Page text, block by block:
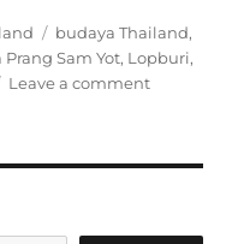
Tags
budaya Thailand,
Prang Sam Yot, Lopburi,
Leave a commenton
di